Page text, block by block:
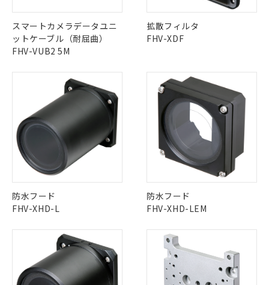
スマートカメラデータユニ
ットケーブル（耐屈曲）
FHV-VUB2 5M
拡散フィルタ
FHV-XDF
防水フード
FHV-XHD-L
防水フード
FHV-XHD-LEM